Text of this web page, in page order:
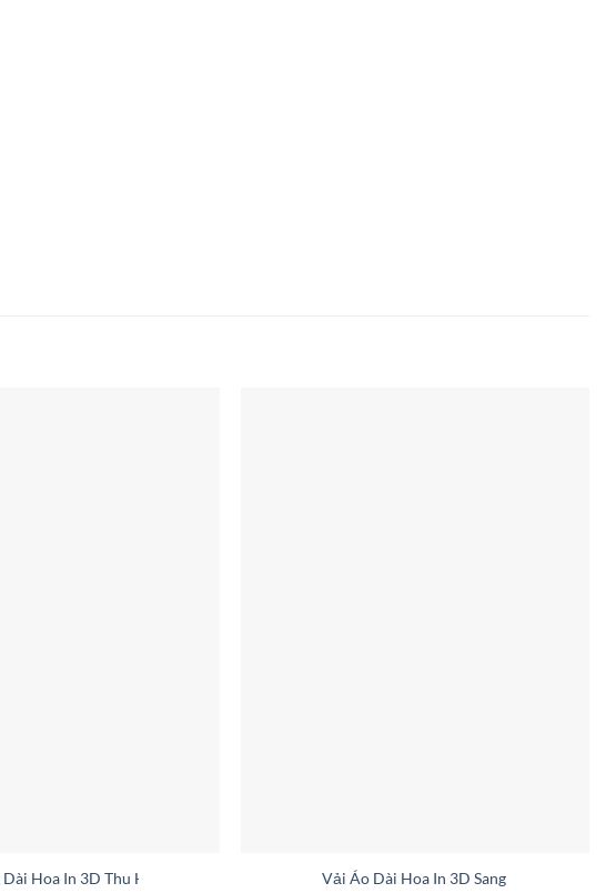
Hoa In 3D Thu Hút AD 46463
Vải Áo Dài Hoa In 3D Sang Trọng AD